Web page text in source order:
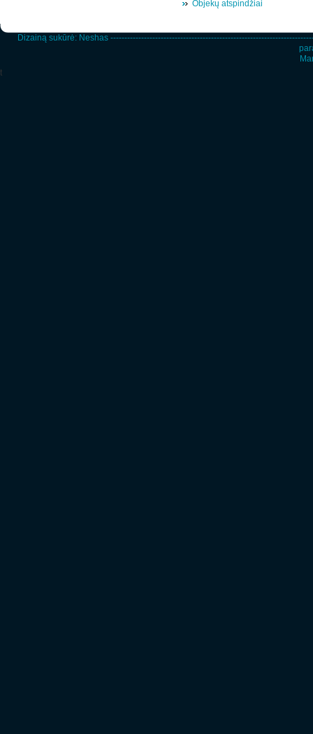
Objekų atspindžiai
Dizainą sukūrė: Neshas
t